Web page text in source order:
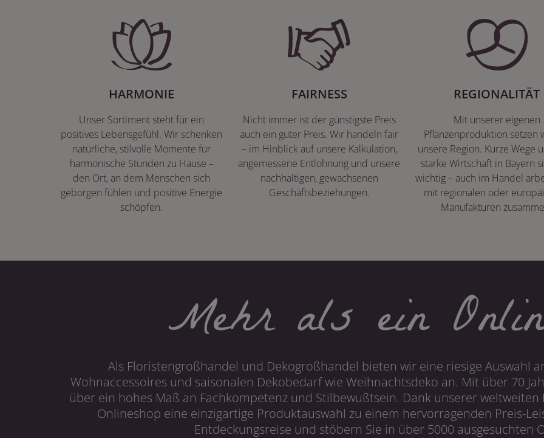
HARMONIE
Unser Sortiment steht für ein
positives Lebensgefühl. Wir schenken
natürliche, stilvolle Momente für
harmonische Stunden zu Hause –
den Ort, an dem Menschen sich
geborgen fühlen und positive Energie
schöpfen.
FAIRNESS
Nicht immer ist der günstigste Preis
auch ein guter Preis. Wir handeln fair
– im Hinblick auf unsere Kalkulation,
angemessene Entlohnung und unsere
nachhaltigen, gewachsenen
Geschäftsbeziehungen.
REGIONALITÄT
Mit unserer eigenen
Pflanzenproduktion setzen
unsere Region. Kurze Wege
starke Wirtschaft in Bayern
wichtig – auch im Handel
mit regionalen oder
Manufakturen
Mehr als ein
Als Floristengroßhandel und Dekogroßhandel bieten wir eine riesige Auswahl
Wohnaccessoires und saisonalen Dekobedarf wie Weihnachtsdeko an. Mit über 70
über ein hohes Maß an Fachkompetenz und Stilbewußtsein. Dank unserer
Onlineshop eine einzigartige Produktauswahl zu einem hervorragenden Preis-
Entdeckungsreise und stöbern Sie in über 5000 ausgesuchten